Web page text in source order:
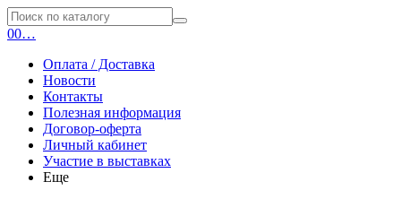
00…
Оплата / Доставка
Новости
Контакты
Полезная информация
Договор-оферта
Личный кабинет
Участие в выставках
Еще